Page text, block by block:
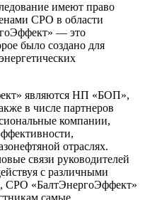
имеют право
СРО в области
— это
было создано для
являются НП «БОП»,
в числе партнеров
компании,
отраслях.
связи руководителей
с различными
СРО «БалтЭнергоЭффект»
самые